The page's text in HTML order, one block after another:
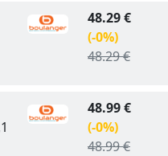
48.29 €
(-0%)
48.29 €
48.99 €
(-0%)
48.99 €